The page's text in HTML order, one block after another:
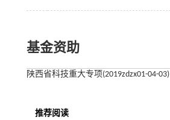
基金资助
陕西省科技重大专项(2019zdzx01-04-03)